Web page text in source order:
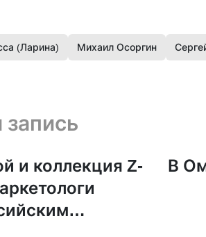
(Ларина) Михаил Осоргин
запись
и коллекция Z-
В